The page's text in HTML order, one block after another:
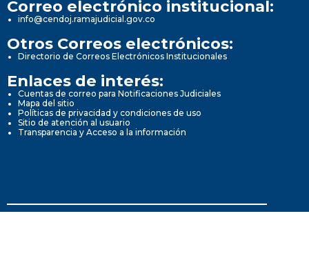
Correo electrónico institucional:
info@cendoj.ramajudicial.gov.co
Otros Correos electrónicos:
Directorio de Correos Electrónicos Institucionales
Enlaces de interés:
Cuentas de correo para Notificaciones Judiciales
Mapa del sitio
Políticas de privacidad y condiciones de uso
Sitio de atención al usuario
Transparencia y Acceso a la información